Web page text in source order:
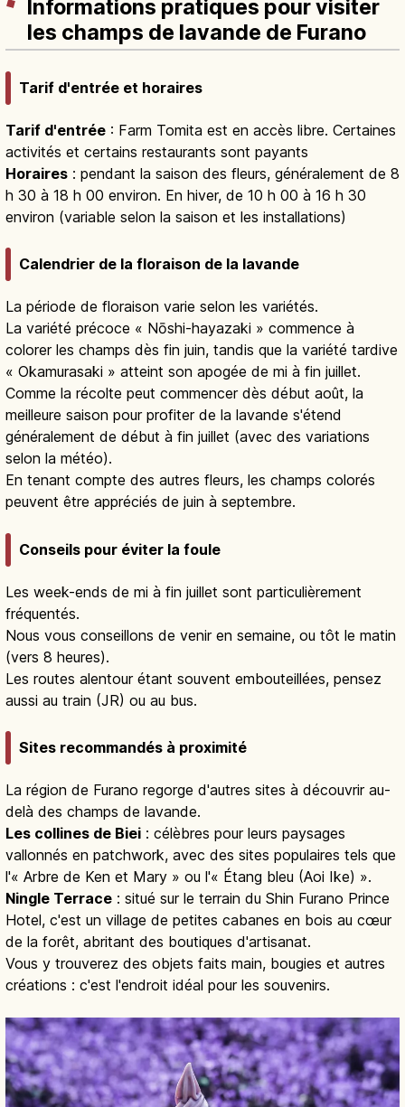
Informations pratiques pour visiter
les champs de lavande de Furano
Tarif d'entrée et horaires
Tarif d'entrée : Farm Tomita est en accès libre. Certaines
activités et certains restaurants sont payants
Horaires : pendant la saison des fleurs, généralement de 8
h 30 à 18 h 00 environ. En hiver, de 10 h 00 à 16 h 30
environ (variable selon la saison et les installations)
Calendrier de la floraison de la lavande
La période de floraison varie selon les variétés.
La variété précoce « Nōshi-hayazaki » commence à
colorer les champs dès fin juin, tandis que la variété tardive
« Okamurasaki » atteint son apogée de mi à fin juillet.
Comme la récolte peut commencer dès début août, la
meilleure saison pour profiter de la lavande s'étend
généralement de début à fin juillet (avec des variations
selon la météo).
En tenant compte des autres fleurs, les champs colorés
peuvent être appréciés de juin à septembre.
Conseils pour éviter la foule
Les week-ends de mi à fin juillet sont particulièrement
fréquentés.
Nous vous conseillons de venir en semaine, ou tôt le matin
(vers 8 heures).
Les routes alentour étant souvent embouteillées, pensez
aussi au train (JR) ou au bus.
Sites recommandés à proximité
La région de Furano regorge d'autres sites à découvrir au-
delà des champs de lavande.
Les collines de Biei : célèbres pour leurs paysages
vallonnés en patchwork, avec des sites populaires tels que
l'« Arbre de Ken et Mary » ou l'« Étang bleu (Aoi Ike) ».
Ningle Terrace : situé sur le terrain du Shin Furano Prince
Hotel, c'est un village de petites cabanes en bois au cœur
de la forêt, abritant des boutiques d'artisanat.
Vous y trouverez des objets faits main, bougies et autres
créations : c'est l'endroit idéal pour les souvenirs.